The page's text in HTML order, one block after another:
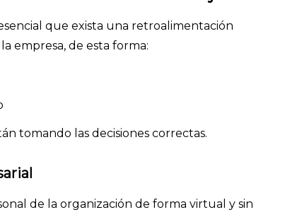
que exista una retroalimentación
empresa, de esta forma:
tomando las decisiones correctas.
de la organización de forma virtual y sin